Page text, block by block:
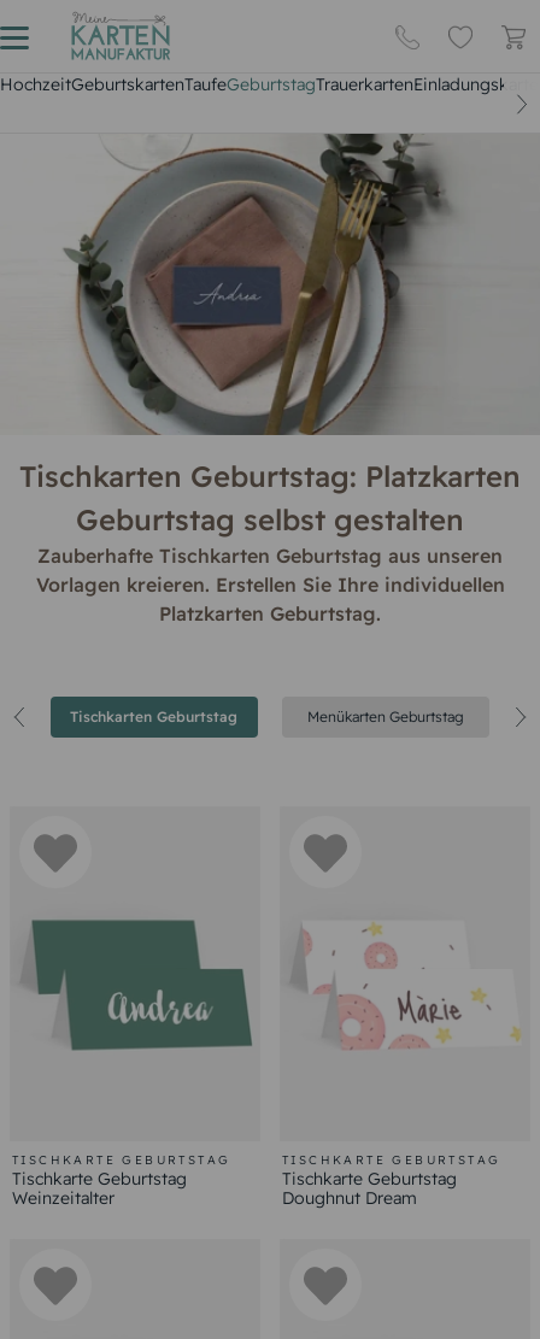
HochzeitGeburtskartenTaufeGeburtstagTrauerkarten
Tischkarten Geburtstag: Platzkarten
Geburtstag selbst gestalten
Zauberhafte Tischkarten Geburtstag aus unseren
Vorlagen kreieren. Erstellen Sie Ihre individuellen
Platzkarten Geburtstag.
Tischkarten Geburtstag Menükarten Geburtstag
TISCHKARTE GEBURTSTAG
Tischkarte Geburtstag
Weinzeitalter
TISCHKARTE GEBURTSTAG
Tischkarte Geburtstag
Doughnut Dream